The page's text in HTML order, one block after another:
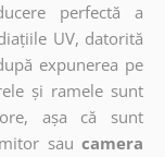
perfectă a
UV, datorită
expunerea pe
și ramele sunt
așa că sunt
sau camera